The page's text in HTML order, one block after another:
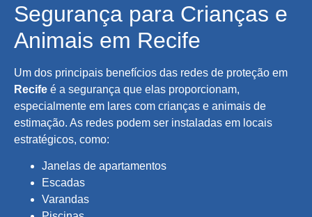
Segurança para Crianças e
Animais em Recife
Um dos principais benefícios das redes de proteção em
Recife é a segurança que elas proporcionam,
especialmente em lares com crianças e animais de
estimação. As redes podem ser instaladas em locais
estratégicos, como:
Janelas de apartamentos
Escadas
Varandas